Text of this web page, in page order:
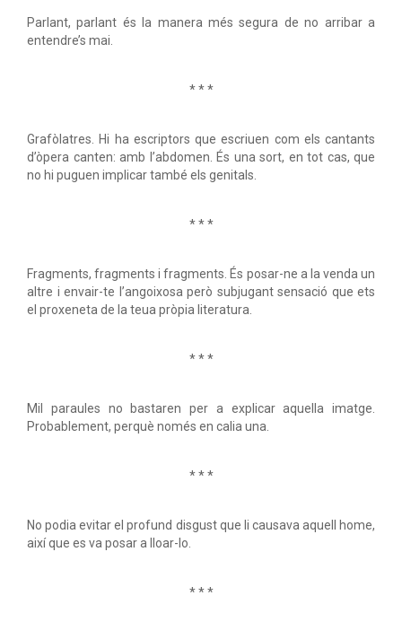
Parlant, parlant és la manera més segura de no arribar a
entendre’s mai.
* * *
Grafòlatres. Hi ha escriptors que escriuen com els cantants
d’òpera canten: amb l’abdomen. És una sort, en tot cas, que
no hi puguen implicar també els genitals.
* * *
Fragments, fragments i fragments. És posar-ne a la venda un
altre i envair-te l’angoixosa però subjugant sensació que ets
el proxeneta de la teua pròpia literatura.
* * *
Mil paraules no bastaren per a explicar aquella imatge.
Probablement, perquè només en calia una.
* * *
No podia evitar el profund disgust que li causava aquell home,
així que es va posar a lloar-lo.
* * *